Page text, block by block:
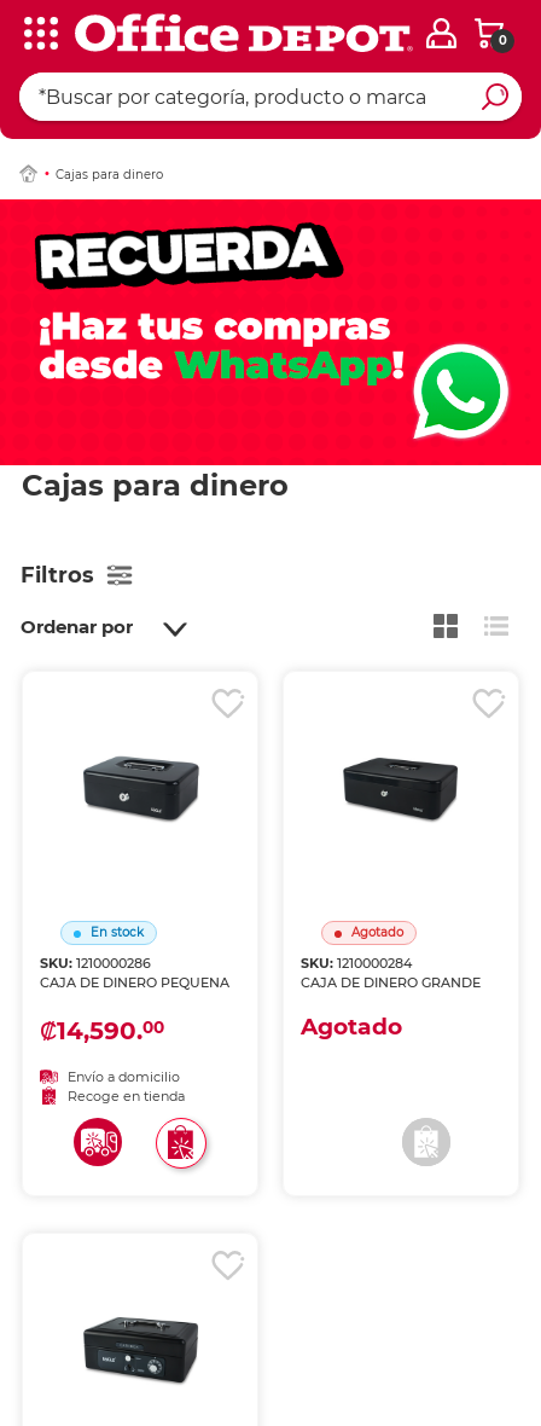
0
Cajas para dinero
Cajas para dinero
Filtros
Ordenar por
En stock
SKU:1210000286
CAJA DE DINERO PEQUENA
₡14,590.00
Envío a domicilio
Recoge en tienda
Agotado
SKU: 1210000284
CAJA DE DINERO GRANDE
Agotado